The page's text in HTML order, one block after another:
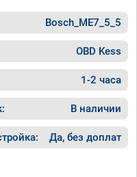
Bosch_ME7_5_5
OBD Kess
1-2 часа
В наличии
Да, без доплат